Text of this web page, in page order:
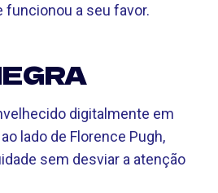
funcionou a seu favor.
digitalmente em
lado de Florence Pugh,
sem desviar a atenção